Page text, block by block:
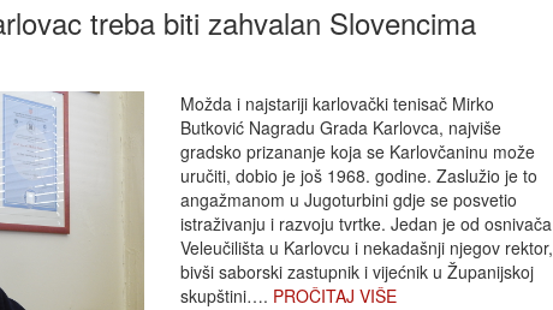
treba biti zahvalan Slovencima
Možda i najstariji karlovački tenisač Mirko
Butković Nagradu Grada Karlovca, najviše
gradsko prizananje koja se Karlovčaninu može
uručiti, dobio je još 1968. godine. Zaslužio je to
angažmanom u Jugoturbini gdje se posvetio
istraživanju i razvoju tvrtke. Jedan je od osnivača
Veleučilišta u Karlovcu i nekadašnji njegov rektor,
bivši saborski zastupnik i vijećnik u Županijskoj
skupštini…. PROČITAJ VIŠE